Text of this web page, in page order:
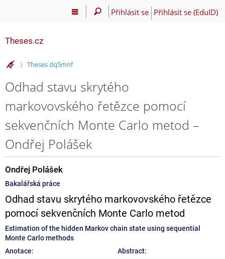
Přihlásit se Přihlásit se (EduID)
Theses.cz
>
Theses dq5mnf
Odhad stavu skrytého
markovovského řetězce pomocí
sekvenčních Monte Carlo metod –
Ondřej Polášek
Ondřej Polášek
Bakalářská práce
Odhad stavu skrytého markovovského řetězce
pomocí sekvenčních Monte Carlo metod
Estimation of the hidden Markov chain state using sequential
Monte Carlo methods
Anotace:
Abstract: